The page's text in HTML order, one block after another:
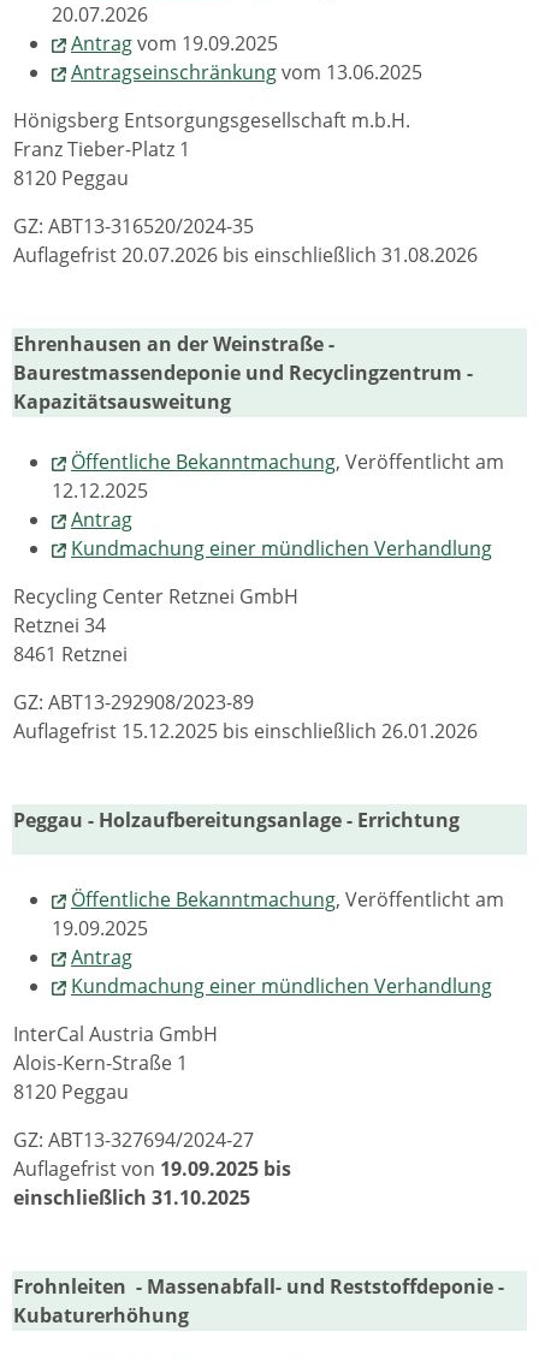
20.07.2026
Antragvom 19.09.2025
Antragseinschränkungvom 13.06.2025
Hönigsberg Entsorgungsgesellschaft m.b.H.
Franz Tieber-Platz 1
8120 Peggau
GZ: ABT13-316520/2024-35
Auflagefrist 20.07.2026 bis einschließlich 31.08.2026
Ehrenhausen an der Weinstraße -
Baurestmassendeponie und Recyclingzentrum -
Kapazitätsausweitung
Öffentliche Bekanntmachung, Veröffentlicht am
12.12.2025
Antrag
Kundmachung einer mündlichen Verhandlung
Recycling Center Retznei GmbH
Retznei 34
8461 Retznei
GZ: ABT13-292908/2023-89
Auflagefrist 15.12.2025 bis einschließlich 26.01.2026
Peggau - Holzaufbereitungsanlage - Errichtung
Öffentliche Bekanntmachung, Veröffentlicht am
19.09.2025
Antrag
Kundmachung einer mündlichen Verhandlung
InterCal Austria GmbH
Alois-Kern-Straße 1
8120 Peggau
GZ: ABT13-327694/2024-27
Auflagefrist von 19.09.2025 bis
einschließlich 31.10.2025
Frohnleiten - Massenabfall- und Reststoffdeponie -
Kubaturerhöhung